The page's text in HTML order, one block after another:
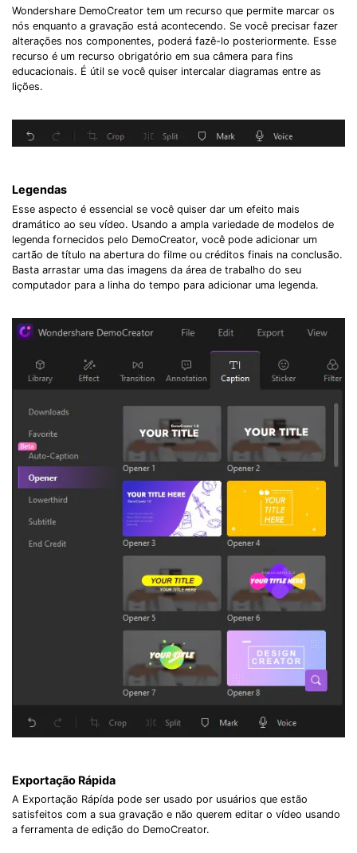
Wondershare DemoCreator tem um recurso que permite marcar os
nós enquanto a gravação está acontecendo. Se você precisar fazer
alterações nos componentes, poderá fazê-lo posteriormente. Esse
recurso é um recurso obrigatório em sua câmera para fins
educacionais. É útil se você quiser intercalar diagramas entre as
lições.
Legendas
Esse aspecto é essencial se você quiser dar um efeito mais
dramático ao seu vídeo. Usando a ampla variedade de modelos de
legenda fornecidos pelo DemoCreator, você pode adicionar um
cartão de título na abertura do filme ou créditos finais na conclusão.
Basta arrastar uma das imagens da área de trabalho do seu
computador para a linha do tempo para adicionar uma legenda.
Exportação Rápida
A Exportação Rápída pode ser usado por usuários que estão
satisfeitos com a sua gravação e não querem editar o vídeo usando
a ferramenta de edição do DemoCreator.